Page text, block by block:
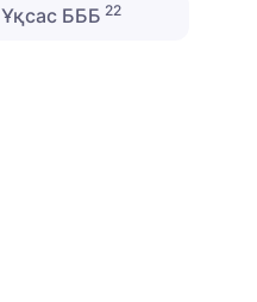
Ұқсас БББ 22